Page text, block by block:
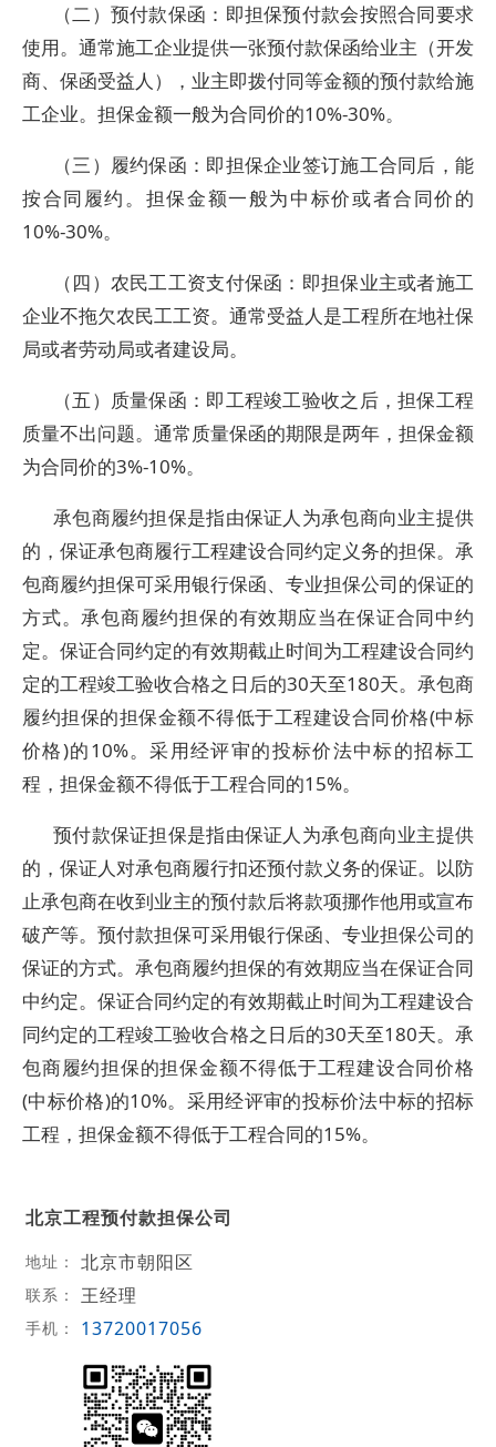
（二）预付款保函：即担保预付款会按照合同要求
使用。通常施工企业提供一张预付款保函给业主（开发
商、保函受益人），业主即拨付同等金额的预付款给施
工企业。担保金额一般为合同价的10%-30%。
（三）履约保函：即担保企业签订施工合同后，能
按合同履约。担保金额一般为中标价或者合同价的
10%-30%。
（四）农民工工资支付保函：即担保业主或者施工
企业不拖欠农民工工资。通常受益人是工程所在地社保
局或者劳动局或者建设局。
（五）质量保函：即工程竣工验收之后，担保工程
质量不出问题。通常质量保函的期限是两年，担保金额
为合同价的3%-10%。
承包商履约担保是指由保证人为承包商向业主提供
的，保证承包商履行工程建设合同约定义务的担保。承
包商履约担保可采用银行保函、专业担保公司的保证的
方式。承包商履约担保的有效期应当在保证合同中约
定。保证合同约定的有效期截止时间为工程建设合同约
定的工程竣工验收合格之日后的30天至180天。承包商
履约担保的担保金额不得低于工程建设合同价格(中标
价格)的10%。采用经评审的投标价法中标的招标工
程，担保金额不得低于工程合同的15%。
预付款保证担保是指由保证人为承包商向业主提供
的，保证人对承包商履行扣还预付款义务的保证。以防
止承包商在收到业主的预付款后将款项挪作他用或宣布
破产等。预付款担保可采用银行保函、专业担保公司的
保证的方式。承包商履约担保的有效期应当在保证合同
中约定。保证合同约定的有效期截止时间为工程建设合
同约定的工程竣工验收合格之日后的30天至180天。承
包商履约担保的担保金额不得低于工程建设合同价格
(中标价格)的10%。采用经评审的投标价法中标的招标
工程，担保金额不得低于工程合同的15%。
北京工程预付款担保公司
地址： 北京市朝阳区
联系： 王经理
手机： 13720017056